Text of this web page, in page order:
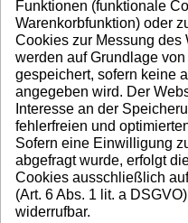
Funktionen (funktionale
Warenkorbfunktion) oder
Cookies zur Messung des
werden auf Grundlage
gespeichert, sofern keine
angegeben wird. Der
Interesse an der
fehlerfreien und
Sofern eine Einwilligung
abgefragt wurde, erfolgt
Cookies ausschließlich
(Art. 6 Abs. 1 lit. a
widerrufbar.